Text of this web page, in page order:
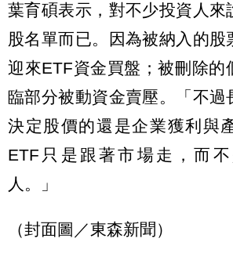
葉育碩表示，對不少投資人來
股名單而已。因為被納入的股
迎來ETF資金買盤；被刪除的
臨部分被動資金賣壓。「不過
決定股價的還是企業獲利與
ETF只是跟著市場走，而
人。」
（封面圖／東森新聞）